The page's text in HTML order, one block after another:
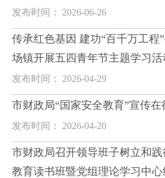
发布时间： 2026-06-26
传承红色基因 建功“百千万工
场镇开展五四青年节主题学习活
发布时间： 2026-04-29
市财政局“国家安全教育”宣传在
发布时间： 2026-04-20
市财政局召开领导班子树立和
教育读书班暨党组理论学习中